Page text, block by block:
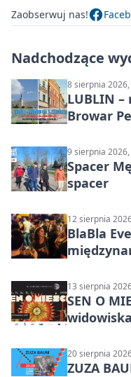
Zaobserwuj nas!
Nadchodzące
8 sierpnia 2026,
LUBLIN
Browar
9 sierpnia
Spacer
spacer
12 sierpnia
BlaBla
13 sierpnia
SEN O
widowiska
20 sierpnia
ZUZA